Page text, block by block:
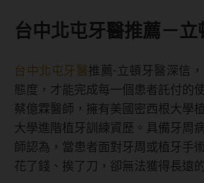
台中北屯牙醫推薦－立
台中北屯牙醫推薦-立頓牙醫深信
態度，才能完成每一個患者託付的
蔡億霖醫師，擁有美國密西根大學
大學進階植牙訓練資歷。具備牙周
師認為，當患者面對牙周或植牙手
花了錢、挨了刀，卻無法獲得長遠